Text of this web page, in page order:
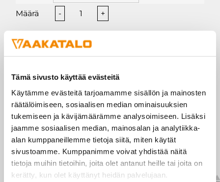
Tämä sivusto käyttää evästeitä
Käytämme evästeitä tarjoamamme sisällön ja mainosten
räätälöimiseen, sosiaalisen median ominaisuuksien
tukemiseen ja kävijämäärämme analysoimiseen. Lisäksi
jaamme sosiaalisen median, mainosalan ja analytiikka-
alan kumppaneillemme tietoja siitä, miten käytät
sivustoamme. Kumppanimme voivat yhdistää näitä
tietoja muihin tietoihin, joita olet antanut heille tai joita on
kerätty, kun olet käyttänyt heidän palvelujaan.
-
GEX-
30-
määrä
+
LISÄÄ TARJOUSKORIIN
LISÄTIEDOT
Erittäin tarkka laboratoriovaaka vaarallisille
alueille. Suojausluokka II 1G Ex ia II B T4 Ga
kaasulle.
CE-M hyväksytty (OIML R-76 / EN 45501).
Malli Luokka
Tason
Kapasiteetti